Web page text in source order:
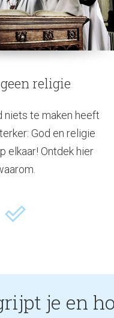
religie
niets te maken heeft
God en religie
elkaar! Ontdek hier
je en